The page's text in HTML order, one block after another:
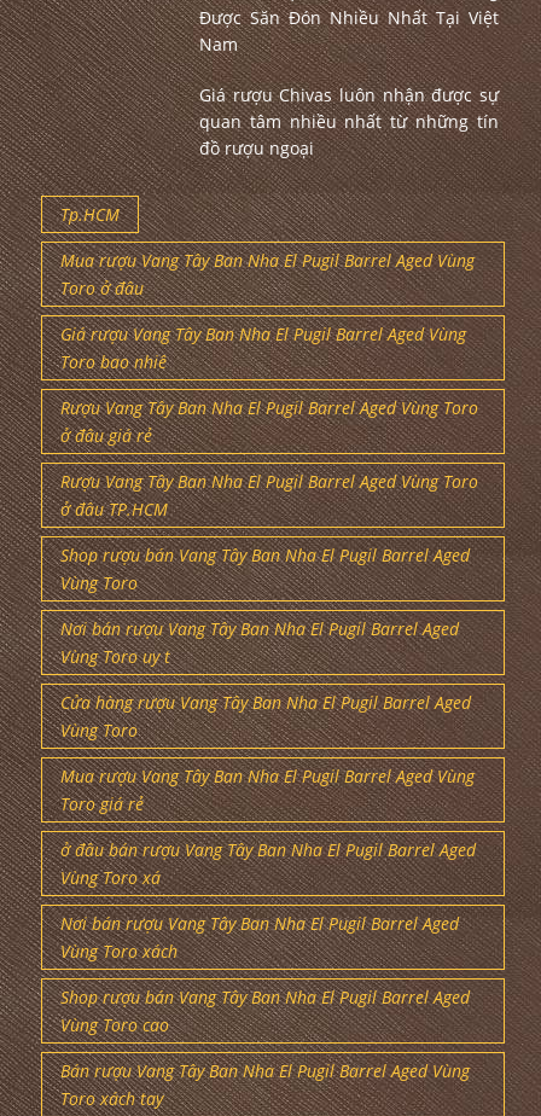
Nam
Giá rượu Chivas luôn nhận được sự
quan tâm nhiều nhất từ những tín
đồ rượu ngoại
Tp.HCM
Mua rượu Vang Tây Ban Nha El Pugil Barrel Aged Vùng
Toro ở đâu
Giá rượu Vang Tây Ban Nha El Pugil Barrel Aged Vùng
Toro bao nhiê
Rượu Vang Tây Ban Nha El Pugil Barrel Aged Vùng Toro
ở đâu giá rẻ
Rượu Vang Tây Ban Nha El Pugil Barrel Aged Vùng Toro
ở đâu TP.HCM
Shop rượu bán Vang Tây Ban Nha El Pugil Barrel Aged
Vùng Toro
Nơi bán rượu Vang Tây Ban Nha El Pugil Barrel Aged
Vùng Toro uy t
Cửa hàng rượu Vang Tây Ban Nha El Pugil Barrel Aged
Vùng Toro
Mua rượu Vang Tây Ban Nha El Pugil Barrel Aged Vùng
Toro giá rẻ
ở đâu bán rượu Vang Tây Ban Nha El Pugil Barrel Aged
Vùng Toro xá
Nơi bán rượu Vang Tây Ban Nha El Pugil Barrel Aged
Vùng Toro xách
Shop rượu bán Vang Tây Ban Nha El Pugil Barrel Aged
Vùng Toro cao
Bán rượu Vang Tây Ban Nha El Pugil Barrel Aged Vùng
Toro xách tay